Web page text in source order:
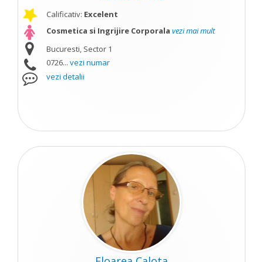
Calificativ: Excelent
Cosmetica si Ingrijire Corporala vezi mai mult
Bucuresti, Sector 1
0726... vezi numar
vezi detalii